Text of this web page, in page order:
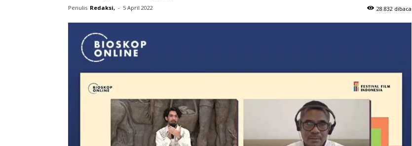
Penulis Redaksi, - 5 April 2022 28.832 dibaca